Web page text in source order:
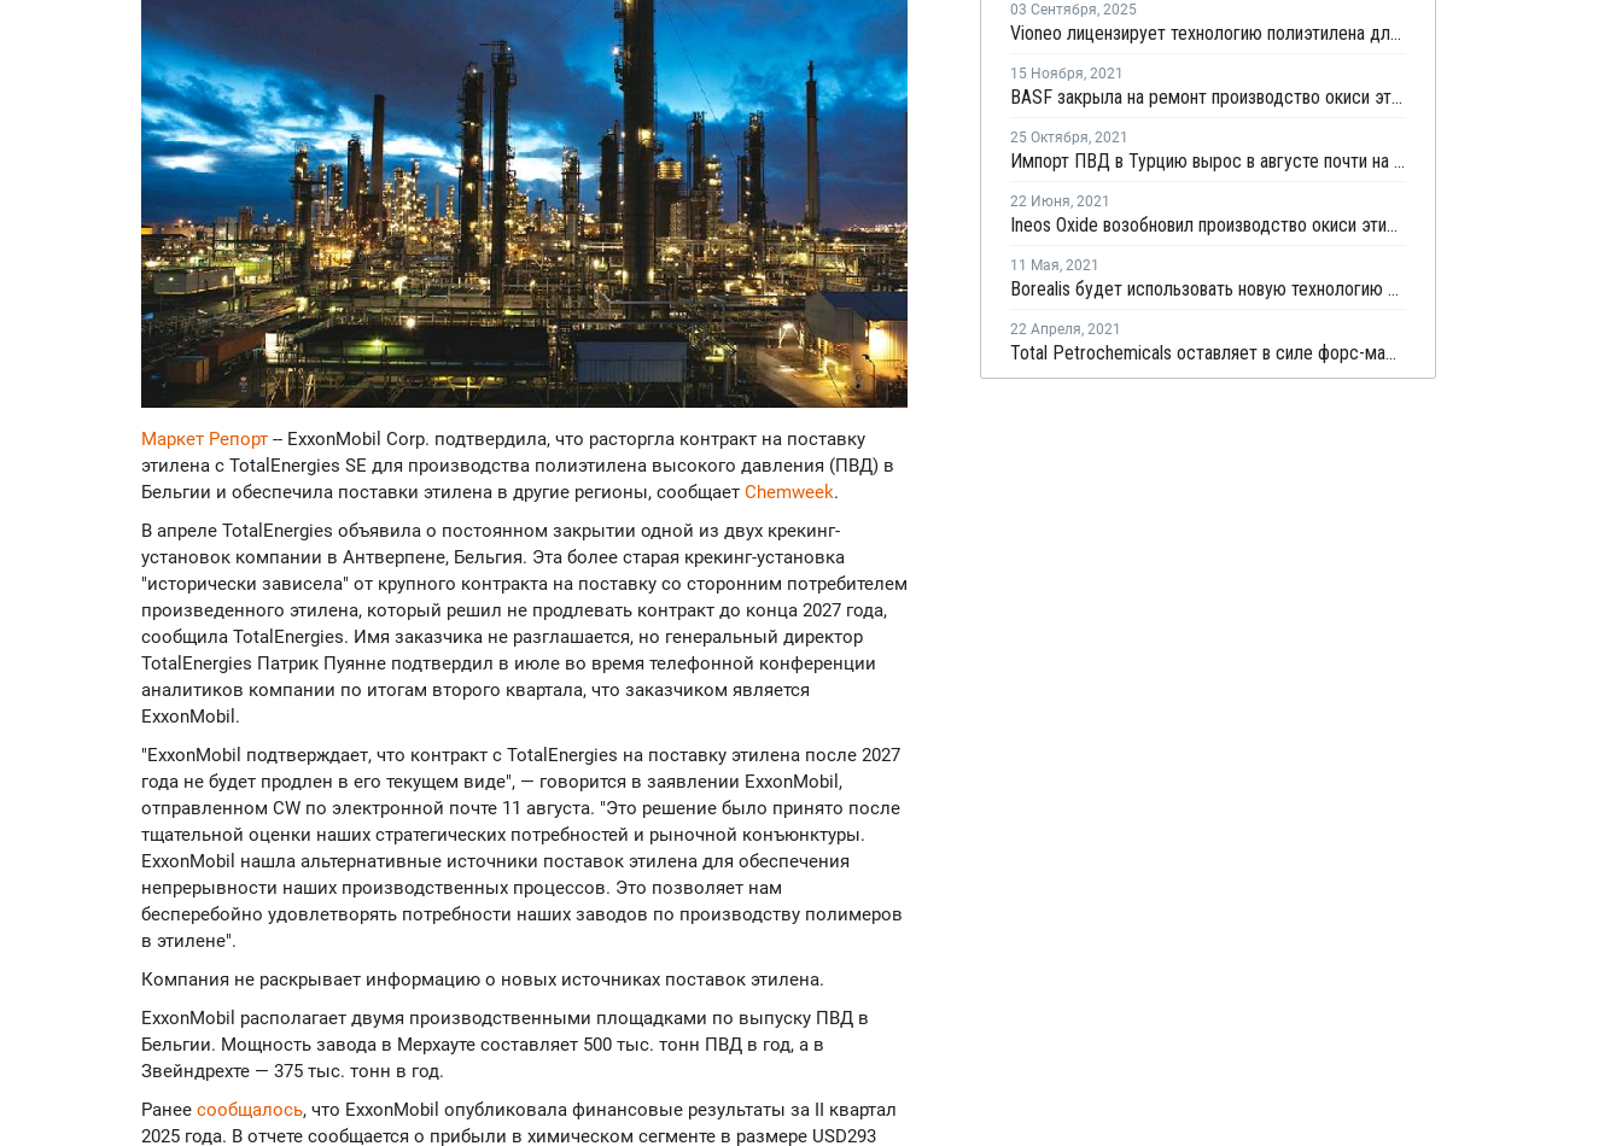
Маркет Репорт -- ExxonMobil Corp. подтвердила, что расторгла контракт на поставку
этилена с TotalEnergies SE для производства полиэтилена высокого давления (ПВД) в
Бельгии и обеспечила поставки этилена в другие регионы, сообщает Chemweek.
В апреле TotalEnergies объявила о постоянном закрытии одной из двух крекинг-
установок компании в Антверпене, Бельгия. Эта более старая крекинг-установка
"исторически зависела" от крупного контракта на поставку со сторонним потребителем
произведенного этилена, который решил не продлевать контракт до конца 2027 года,
сообщила TotalEnergies. Имя заказчика не разглашается, но генеральный директор
TotalEnergies Патрик Пуянне подтвердил в июле во время телефонной конференции
аналитиков компании по итогам второго квартала, что заказчиком является
ExxonMobil.
"ExxonMobil подтверждает, что контракт с TotalEnergies на поставку этилена после 2027
года не будет продлен в его текущем виде", — говорится в заявлении ExxonMobil,
отправленном CW по электронной почте 11 августа. "Это решение было принято после
тщательной оценки наших стратегических потребностей и рыночной конъюнктуры.
ExxonMobil нашла альтернативные источники поставок этилена для обеспечения
непрерывности наших производственных процессов. Это позволяет нам
бесперебойно удовлетворять потребности наших заводов по производству полимеров
в этилене".
Компания не раскрывает информацию о новых источниках поставок этилена.
ExxonMobil располагает двумя производственными площадками по выпуску ПВД в
Бельгии. Мощность завода в Мерхауте составляет 500 тыс. тонн ПВД в год, а в
Звейндрехте — 375 тыс. тонн в год.
Ранее сообщалось, что ExxonMobil опубликовала финансовые результаты за II квартал
2025 года. В отчете сообщается о прибыли в химическом сегменте в размере USD293
03 Сентября, 2025
Vioneo лицензирует технологию полиэтилена для проекта по производству экологичных полиолефинов в Антверпене
15 Ноября, 2021
BASF закрыла на ремонт производство окиси этилена в Антверпене
25 Октября, 2021
Импорт ПВД в Турцию вырос в августе почти на 15%
22 Июня, 2021
Ineos Oxide возобновил производство окиси этилена в Антверпене после ремонта
11 Мая, 2021
Borealis будет использовать новую технологию рекуперации тепла на заводе ПВД в Бельгии
22 Апреля, 2021
Total Petrochemicals оставляет в силе форс-мажор на поставки металлоценового ПЭ с завода в Бельгии